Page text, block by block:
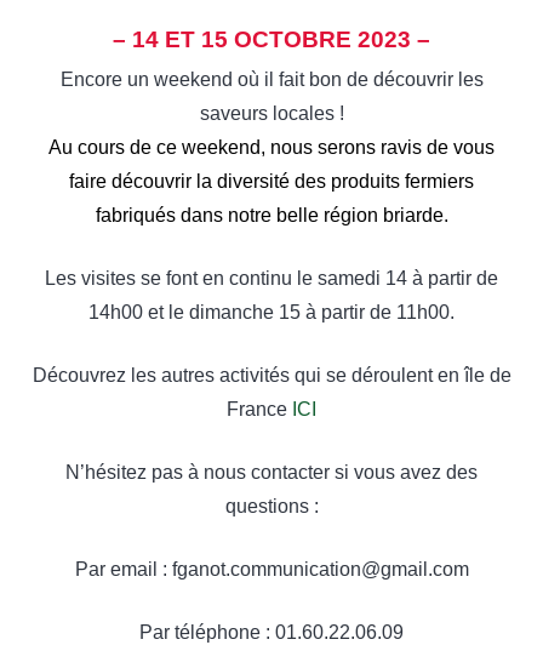
– 14 ET 15 OCTOBRE 2023 –
Encore un weekend où il fait bon de découvrir les
saveurs locales !
Au cours de ce weekend, nous serons ravis de vous
faire découvrir la diversité des produits fermiers
fabriqués dans notre belle région briarde.
Les visites se font en continu le samedi 14 à partir de
14h00 et le dimanche 15 à partir de 11h00.
Découvrez les autres activités qui se déroulent en île de
France ICI
N’hésitez pas à nous contacter si vous avez des
questions :
Par email : fganot.communication@gmail.com
Par téléphone : 01.60.22.06.09